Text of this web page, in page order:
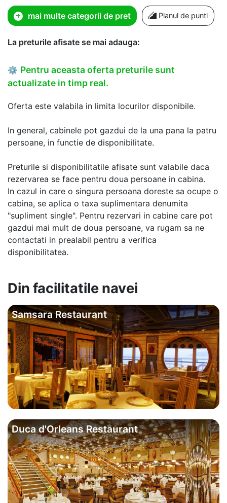
mai multe categorii de pret Planul de punti
La preturile afisate se mai adauga:
⚙ Pentru aceasta oferta preturile sunt
actualizate in timp real.
Oferta este valabila in limita locurilor disponibile.
In general, cabinele pot gazdui de la una pana la patru
persoane, in functie de disponibilitate.
Preturile si disponibilitatile afisate sunt valabile daca
rezervarea se face pentru doua persoane in cabina.
In cazul in care o singura persoana doreste sa ocupe o
cabina, se aplica o taxa suplimentara denumita
"supliment single". Pentru rezervari in cabine care pot
gazdui mai mult de doua persoane, va rugam sa ne
contactati in prealabil pentru a verifica
disponibilitatea.
Din facilitatile navei
Samsara Restaurant
Duca d'Orleans Restaurant